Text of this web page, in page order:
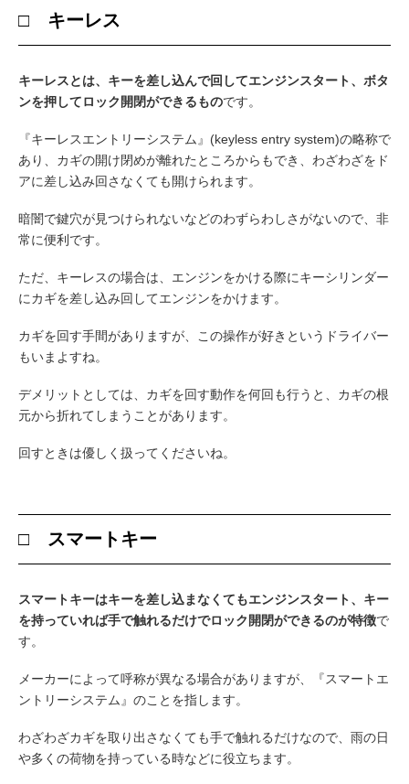
□ キーレス
キーレスとは、キーを差し込んで回してエンジンスタート、ボタ
ンを押してロック開閉ができるものです。
『キーレスエントリーシステム』(keyless entry system)の略称で
あり、カギの開け閉めが離れたところからもでき、わざわざをド
アに差し込み回さなくても開けられます。
暗闇で鍵穴が見つけられないなどのわずらわしさがないので、非
常に便利です。
ただ、キーレスの場合は、エンジンをかける際にキーシリンダー
にカギを差し込み回してエンジンをかけます。
カギを回す手間がありますが、この操作が好きというドライバー
もいまよすね。
デメリットとしては、カギを回す動作を何回も行うと、カギの根
元から折れてしまうことがあります。
回すときは優しく扱ってくださいね。
□ スマートキー
スマートキーはキーを差し込まなくてもエンジンスタート、キー
を持っていれば手で触れるだけでロック開閉ができるのが特徴で
す。
メーカーによって呼称が異なる場合がありますが、『スマートエ
ントリーシステム』のことを指します。
わざわざカギを取り出さなくても手で触れるだけなので、雨の日
や多くの荷物を持っている時などに役立ちます。